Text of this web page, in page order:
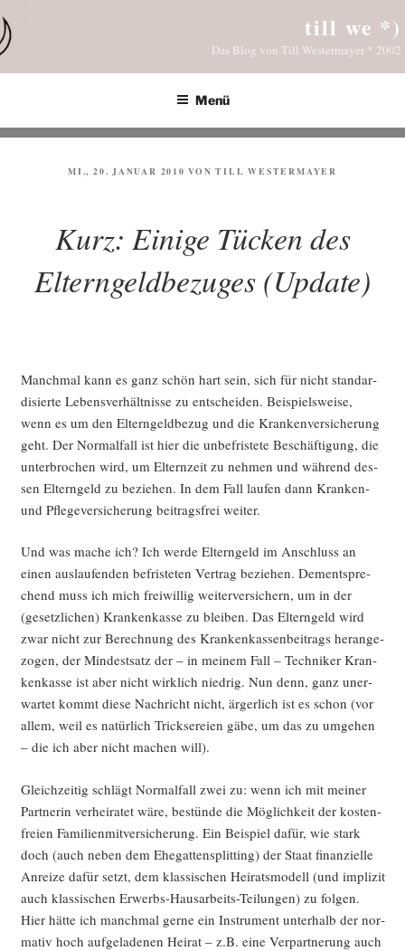
Inhalt
springen
till we *)
Das Blog von Till Westermayer * 2002
Menü
VERÖFFENTLICHT
MI., 20. JANUAR 2010 VONTILL WESTERMAYER
Kurz: Einige Tücken des
Elterngeldbezuges (Update)
Manch­mal kann es ganz schön hart sein, sich für nicht stan­dar­
di­sier­te Lebens­ver­hält­nis­se zu ent­schei­den. Bei­spiels­wei­se,
wenn es um den Eltern­geld­be­zug und die Kran­ken­ver­si­che­rung
geht. Der Nor­mal­fall ist hier die unbe­fris­te­te Beschäf­ti­gung, die
unter­bro­chen wird, um Eltern­zeit zu neh­men und wäh­rend des­
sen Eltern­geld zu bezie­hen. In dem Fall lau­fen dann Kran­ken-
und Pfle­ge­ver­si­che­rung bei­trags­frei weiter.
Und was mache ich? Ich wer­de Eltern­geld im Anschluss an
einen aus­lau­fen­den befris­te­ten Ver­trag bezie­hen. Dem­entspre­
chend muss ich mich frei­wil­lig wei­ter­ver­si­chern, um in der
(gesetz­li­chen) Kran­ken­kas­se zu blei­ben. Das Eltern­geld wird
zwar nicht zur Berech­nung des Kran­ken­kas­sen­bei­trags her­an­ge­
zo­gen, der Min­dest­satz der – in mei­nem Fall – Tech­ni­ker Kran­
ken­kas­se ist aber nicht wirk­lich nied­rig. Nun denn, ganz uner­
war­tet kommt die­se Nach­richt nicht, ärger­lich ist es schon (vor
allem, weil es natür­lich Trick­se­rei­en gäbe, um das zu umge­hen
– die ich aber nicht machen will).
Gleich­zei­tig schlägt Nor­mal­fall zwei zu: wenn ich mit mei­ner
Part­ne­rin ver­hei­ra­tet wäre, bestün­de die Mög­lich­keit der kos­ten­
frei­en Fami­li­en­mit­ver­si­che­rung. Ein Bei­spiel dafür, wie stark
doch (auch neben dem Ehe­gat­ten­split­ting) der Staat finan­zi­el­le
Anrei­ze dafür setzt, dem klas­si­schen Hei­rats­mo­dell (und impli­zit
auch klas­si­schen Erwerbs-Haus­ar­beits-Tei­lun­gen) zu fol­gen.
Hier hät­te ich manch­mal ger­ne ein Instru­ment unter­halb der nor­
ma­tiv hoch auf­ge­la­de­nen Hei­rat – z.B. eine Ver­part­ne­rung auch